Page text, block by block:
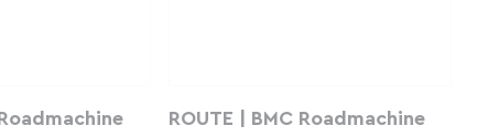
ROUTE | BMC Roadmachine